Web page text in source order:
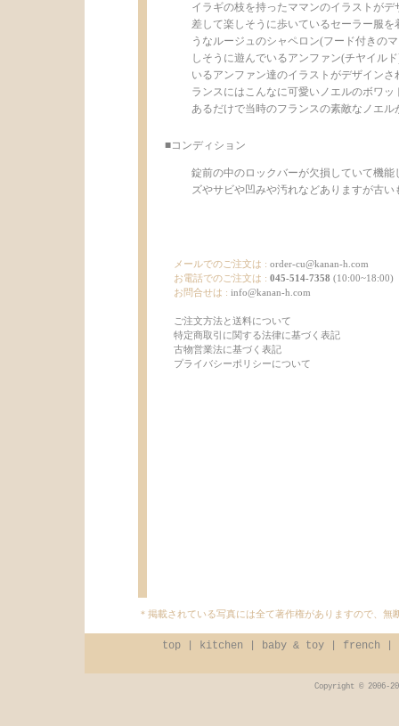
イラギの枝を持ったママンのイラストが
差して楽しそうに歩いているセーラー服
うなルージュのシャペロン(フード付きの
しそうに遊んでいるアンファン(チヤイル
いるアンファン達のイラストがデザイン
ランスにはこんなに可愛いノエルのボワ
あるだけで当時のフランスの素敵なノエ
■コンディション
錠前の中のロックバーが欠損していて機
ズやサビや凹みや汚れなどありますが古
メールでのご注文は : order-cu@kanan-h.com
お電話でのご注文は : 045-514-7358 (10:00~18:00)
お問合せは : info@kanan-h.com
ご注文方法と送料について
特定商取引に関する法律に基づく表記
古物営業法に基づく表記
プライバシーポリシーについて
＊掲載されている写真には全て著作権がありますので、無
top kitchen baby & toy french
Copyright © 2006-